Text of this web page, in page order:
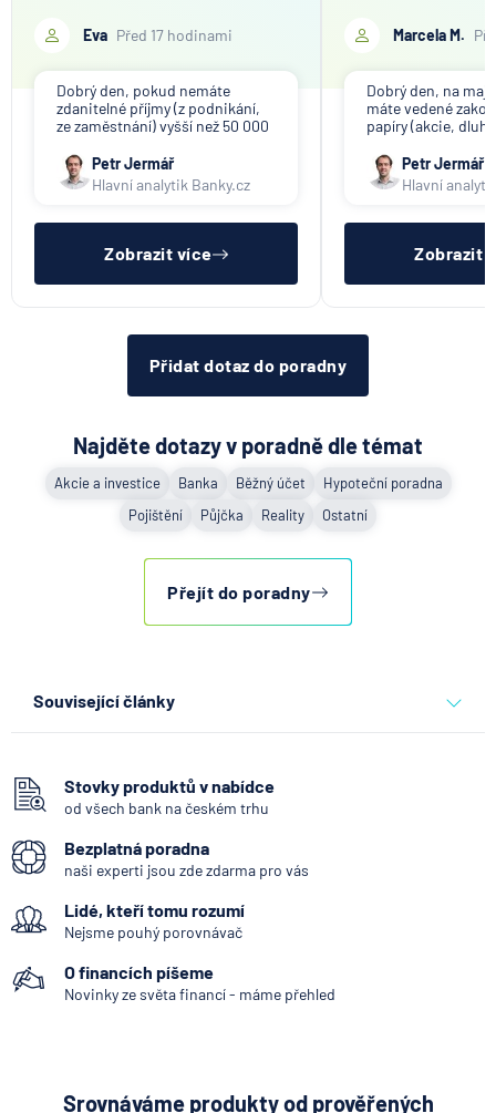
Stavební spořitelna České spořitelny
SV pojišťovna
Trinity Bank
UniCredit Bank
UNIQA penzijní společnost
UNIQA pojišťovna
Volksbank Löbau-Zittau eG
Volksbank Raiffeisenbank Nordoberpfalz eG
Všeobecná zdravotní pojišťovna
Východosaská spořitelna Drážďany
roční příjmy z OSVČ nepřesáhnou 20
000 Kč? A jak by to bylo později v
odpov
Eva Před 17 hodinami
Dobrý den, pokud nemáte
zdanitelné příjmy (z podnikání,
ze zaměstnání) vyšší než 50 000
podávat nemusíte. Invalidní
důchod ani jiné dávky nejsou
zdanitelným příjmem. Jako
Petr Jermář
Hlavní analytik Banky.cz
Zobrazit více
Marcela M.
Dobrý den, na
máte vedené
papíry (akcie,
následně Vám
účet vyplaceny
Petr Jermář
Hlavní
Zobrazit
Přidat dotaz do poradny
Najděte dotazy v poradně dle témat
Akcie a investice Banka Běžný účet
Hypoteční poradna
Pojištění
Půjčka Reality Ostatní
Přejít do poradny
Související články
rozhoduje o nároku v roce
2026
10.8.2026 Pojištění
Stovky produktů v nabídce
od všech bank na českém trhu
Bezplatná poradna
naši experti jsou zde zdarma pro vás
Lidé, kteří tomu rozumí
Nejsme pouhý porovnávač
O financích píšeme
Novinky ze světa financí - máme přehled
Srovnáváme produkty od prověřených